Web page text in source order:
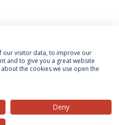
Termos & Condições
our visitor data, to improve our
and to give you a great website
the cookies we use open the
Deny